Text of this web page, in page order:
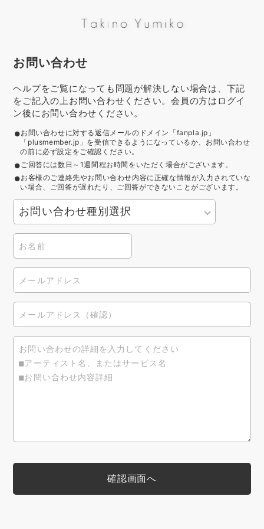
お問い合わせ
ヘルプをご覧になっても問題が解決しない場合は、下記
をご記入の上お問い合わせください。会員の方はログイ
ン後にお問い合わせください。
お問い合わせに対する返信メールのドメイン「fanpla.jp」
「plusmember.jp」を受信できるようになっているか、お問い合わせ
の前に必ず設定をご確認ください。
ご回答には数日～1週間程お時間をいただく場合がございます。
お客様のご連絡先やお問い合わせ内容に正確な情報が入力されていな
い場合、ご回答が遅れたり、ご回答ができないことがございます。